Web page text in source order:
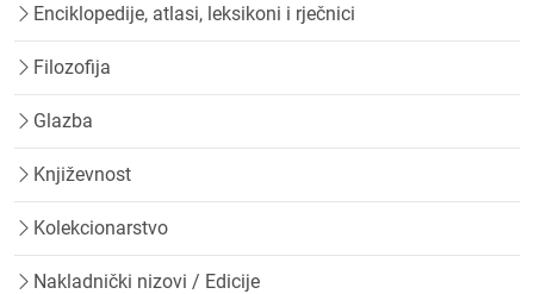
Enciklopedije, atlasi, leksikoni i rječnici
Filozofija
Glazba
Književnost
Kolekcionarstvo
Nakladnički nizovi / Edicije